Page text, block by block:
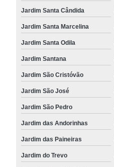
Jardim Santa Cândida
Jardim Santa Marcelina
Jardim Santa Odila
Jardim Santana
Jardim São Cristóvão
Jardim São José
Jardim São Pedro
Jardim das Andorinhas
Jardim das Paineiras
Jardim do Trevo